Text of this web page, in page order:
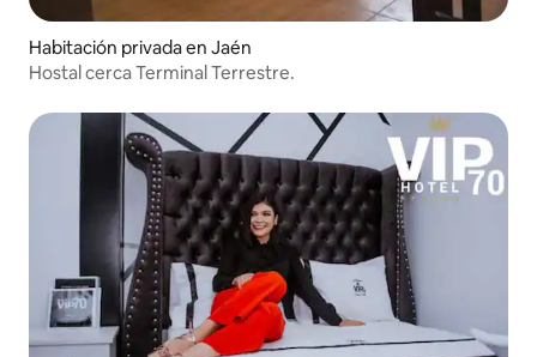
Habitación privada en Jaén
Hostal cerca Terminal Terrestre.